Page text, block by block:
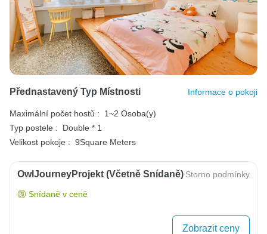
Přednastavený Typ Místnosti Informace o pokoji
Maximální počet hostů :
1~2 Osoba(y)
Typ postele :
Double * 1
Velikost pokoje : 9Square Meters
OwlJourneyProjekt (včetně Snídaně) Storno podmínky
Snídaně v ceně
Zobrazit ceny